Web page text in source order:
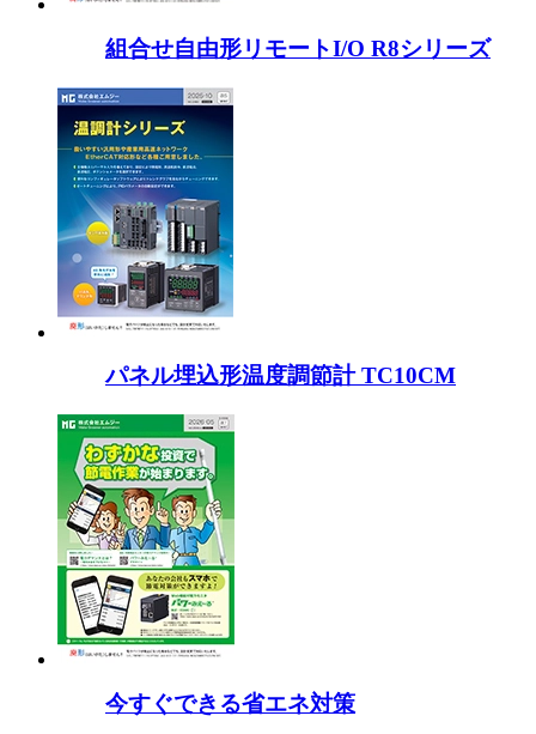
組合せ自由形リモートI/O R8シリーズ
パネル埋込形温度調節計 TC10CM
今すぐできる省エネ対策